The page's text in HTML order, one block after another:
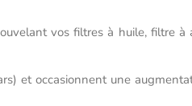
vos filtres à huile, filtre
et occasionnent une